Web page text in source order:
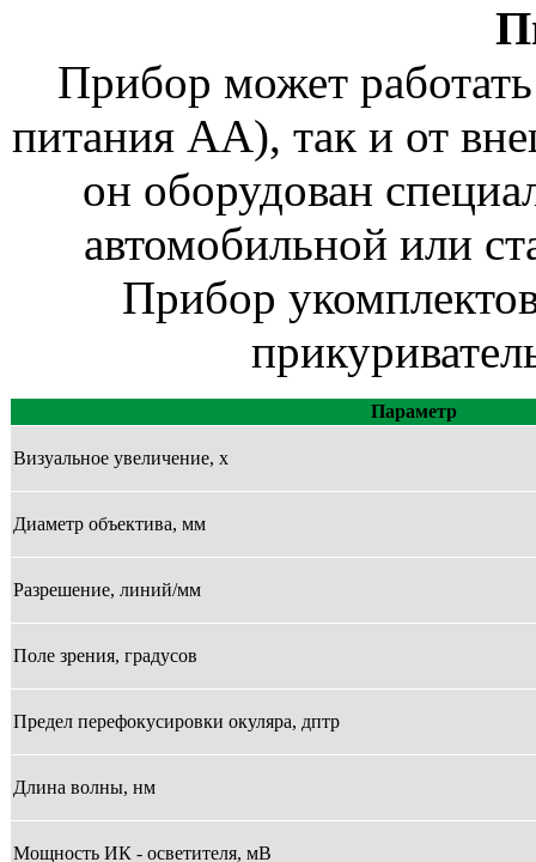
Прибор может
питания АА), так и от
он оборудован
автомобильной или
Прибор
Параметр
Визуальное увеличение, х
Диаметр объектива, мм
Разрешение, линий/мм
Поле зрения, градусов
Предел перефокусировки окуляра, дптр
Длина волны, нм
Мощность ИК - осветителя, мВ